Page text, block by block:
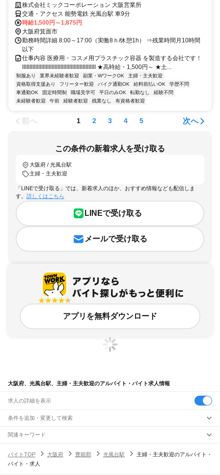
株式会社ミックコーポレーション 大阪営業所
交通・アクセス 能勢電鉄 光風台駅 車9分
時給1,500円～1,875円
大阪府箕面市
勤務時間詳細 8:00～17:00（実働8ｈ/休憩1h） ⇒残業時間月10時間
以下
仕事内容 医療用・コスメ用プラスチック容器 を製造する会社です！
IIIIIIIIIIIIIIIIIIIIIIIIIIIIIIIIIIIIIIIIIIIIIIIIII ★高時給・1,500円～ ★土...
制服あり 業界未経験者歓迎 副業・WワークOK
主婦・主夫歓迎
資格取得支援あり
フリーター歓迎 バイク通勤OK 給料前払いOK
学歴不問
車通勤OK
固定時間制 職場見学可 平日のみOK 転勤なし
経験不問
未経験者歓迎
午前 経験者歓迎 残業なし 有資格者歓迎
前へ 1 2 3 4 5 次へ
この条件の新着求人を受け取る
大阪府 / 光風台駅
主婦・主夫歓迎
「LINEで受け取る」では、新着求人のほか、おすすめ情報なども配信しま
す。 詳しくはこちら
LINEで受け取る
メールで受け取る
アプリを無料ダウンロード
大阪府、光風台駅、主婦・主夫歓迎のアルバイト・バイト求人情報
求人の詳細を表示
条件を追加・変更して検索
市区町村を追加・変更
大阪府すべて
大阪市
駅を追加・変更
職種を追加・変更
関連キーワード
バイトTOP
大阪府 豊能郡 光風台駅
主婦・主夫歓迎のアルバイト・
バイト・求人